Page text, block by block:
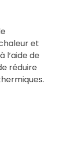
et
l’aide de
réduire